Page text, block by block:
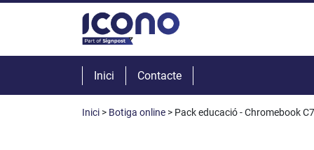
Inici Contacte
Inici > Botiga online > Pack educació - Chromebook